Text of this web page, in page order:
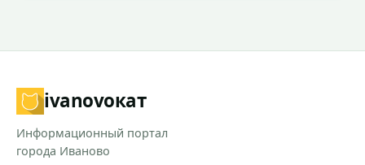
ivanovoкат
Информационный портал
города Иваново